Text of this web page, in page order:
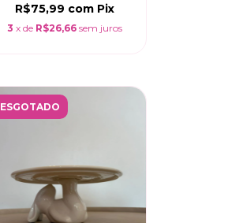
R$75,99 com Pix
3 x de R$26,66 sem juros
ESGOTADO